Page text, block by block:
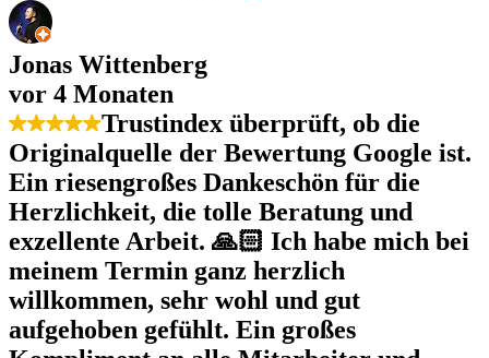
Jonas Wittenberg
vor 4 Monaten
Trustindex überprüft, ob die
Originalquelle der Bewertung Google ist.
Ein riesengroßes Dankeschön für die
Herzlichkeit, die tolle Beratung und
exzellente Arbeit. 🙏🏻 Ich habe mich bei
meinem Termin ganz herzlich
willkommen, sehr wohl und gut
aufgehoben gefühlt. Ein großes